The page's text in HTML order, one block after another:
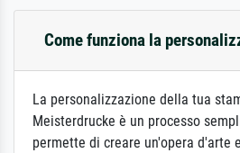
Come funziona la
La personalizzazione della tua
Meisterdrucke è un processo
permette di creare un'opera d'arte